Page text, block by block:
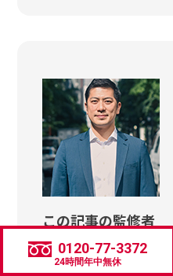
この記事の監修者
XP法律事務所：今井弁
この記事の内容は、法
0120-77-3372
24時間年中無休